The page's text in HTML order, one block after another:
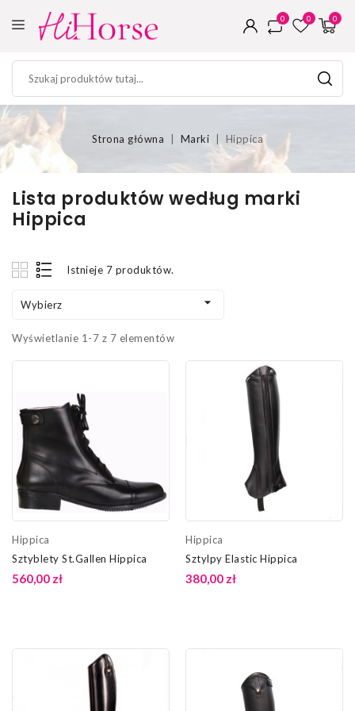
0
0
0
Strona główna Marki Hippica
Lista produktów według marki
Hippica
Istnieje 7 produktów.
Wybierz 
Wyświetlanie 1-7 z 7 elementów
Hippica
Sztyblety St.Gallen Hippica
560,00 zł
Hippica
Sztylpy Elastic Hippica
380,00 zł